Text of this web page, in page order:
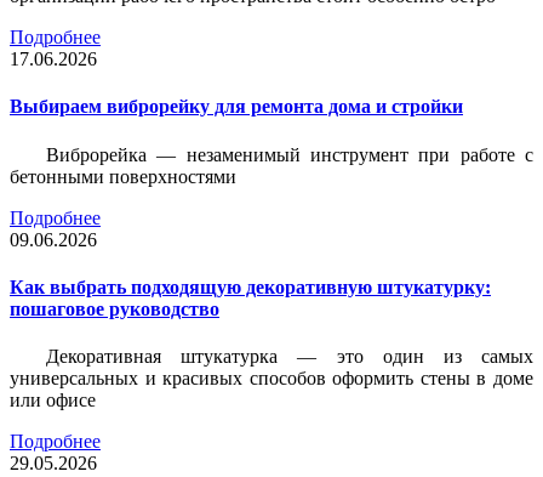
Подробнее
17.06.2026
Выбираем виброрейку для ремонта дома и стройки
Виброрейка — незаменимый инструмент при работе с
бетонными поверхностями
Подробнее
09.06.2026
Как выбрать подходящую декоративную штукатурку:
пошаговое руководство
Декоративная штукатурка — это один из самых
универсальных и красивых способов оформить стены в доме
или офисе
Подробнее
29.05.2026